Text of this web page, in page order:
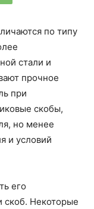
по типу
стали и
прочное
при
скобы,
но менее
и условий
его
скоб. Некоторые